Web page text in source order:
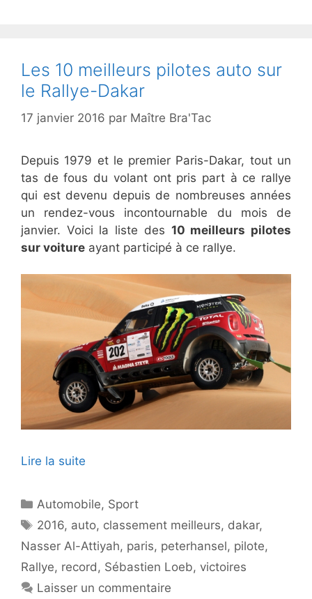
Les 10 meilleurs pilotes auto sur
le Rallye-Dakar
17 janvier 2016 par Maître Bra'Tac
Depuis 1979 et le premier Paris-Dakar, tout un
tas de fous du volant ont pris part à ce rallye
qui est devenu depuis de nombreuses années
un rendez-vous incontournable du mois de
janvier. Voici la liste des 10 meilleurs pilotes
sur voiture ayant participé à ce rallye.
Lire la suite
Catégories
Automobile, Sport
Étiquettes
2016, auto, classement meilleurs, dakar,
Nasser Al-Attiyah, paris, peterhansel, pilote,
Rallye, record , Sébastien Loeb, victoires
Laisser un commentaire